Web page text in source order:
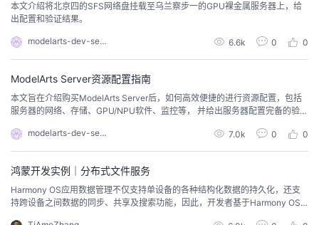
本文介绍将北京四的SFS网络盘挂载至乌兰察步一的GPU裸金属服务器上，给
出配置和验证结果。
modelarts-dev-server 6.6k 0 0
ModelArts Server资源配置指南
本文旨在介绍购买ModelArts Server后，如何高效便捷的进行资源配置，包括
服务器的网络、存储、GPU/NPU软件、监控等， 并给出服务器配置完备的验证
modelarts-dev-server
7.0k 0 0
鸿蒙开发实例｜分布式文件服务
Harmony OS应用数据管理不仅支持单设备的各种结构化数据的持久化，还支
持跨设备之间数据的同步、共享及搜索功能，因此，开发者基于Harmony OS